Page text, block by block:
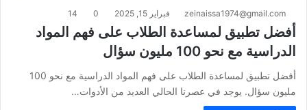
zeinaissa1974@gmail.com فبراير 15, 2025 0
14
أفضل تطبيق لمساعدة الطلاب على فهم المواد
الدراسية مع نحو 100 مليون سؤال
أفضل تطبيق لمساعدة الطلاب على فهم المواد الدراسية مع نحو 100
مليون سؤال. يوجد في عصرنا الحالي العديد من الأدوات…